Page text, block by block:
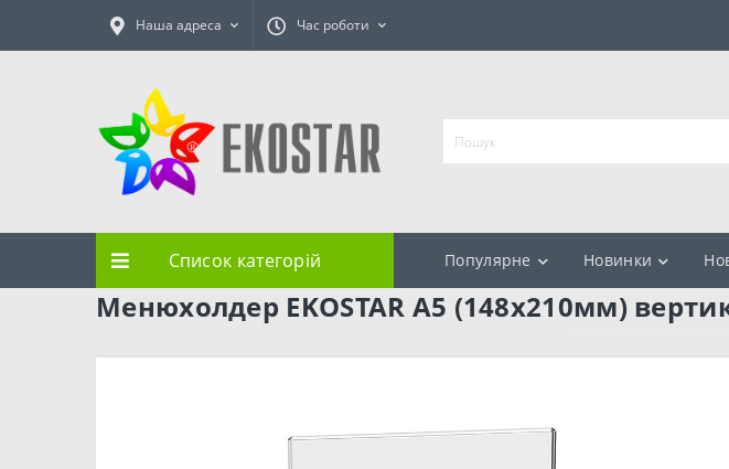
Наша адреса Час роботи
Список категорій Популярне Новинки
Менюхолдер EKOSTAR А5 (148х210мм)